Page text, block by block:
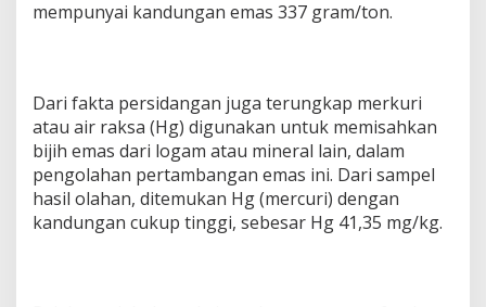
mempunyai kandungan emas 337 gram/ton.
Dari fakta persidangan juga terungkap merkuri
atau air raksa (Hg) digunakan untuk memisahkan
bijih emas dari logam atau mineral lain, dalam
pengolahan pertambangan emas ini. Dari sampel
hasil olahan, ditemukan Hg (mercuri) dengan
kandungan cukup tinggi, sebesar Hg 41,35 mg/kg.